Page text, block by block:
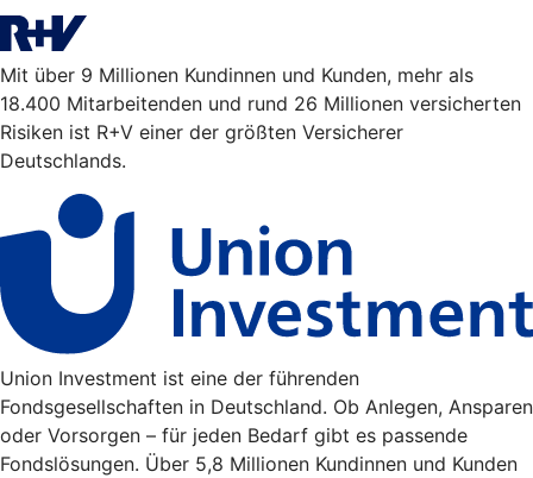
Mit über 9 Millionen Kundinnen und Kunden, mehr als
18.400 Mitarbeitenden und rund 26 Millionen versicherten
Risiken ist R+V einer der größten Versicherer
Deutschlands.
Union Investment ist eine der führenden
Fondsgesellschaften in Deutschland. Ob Anlegen, Ansparen
oder Vorsorgen – für jeden Bedarf gibt es passende
Fondslösungen. Über 5,8 Millionen Kundinnen und Kunden